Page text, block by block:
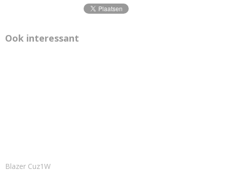
Ook interessant
Blazer Cuz1W